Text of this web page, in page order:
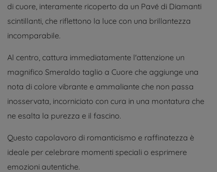
di cuore, interamente ricoperto da un Pavé di Diamanti
scintillanti, che riflettono la luce con una brillantezza
incomparabile.
Al centro, cattura immediatamente l'attenzione un
magnifico Smeraldo taglio a Cuore che aggiunge una
nota di colore vibrante e ammaliante che non passa
inosservata, incorniciato con cura in una montatura che
ne esalta la purezza e il fascino.
Questo capolavoro di romanticismo e raffinatezza è
ideale per celebrare momenti speciali o esprimere
emozioni autentiche.